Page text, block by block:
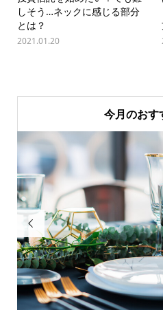
しそう…ネックに感じる部分
とは？
2021.01.20
今月のおす
